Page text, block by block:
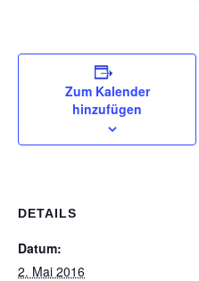
Zum Kalender
hinzufügen
DETAILS
Datum:
2. Mai 2016